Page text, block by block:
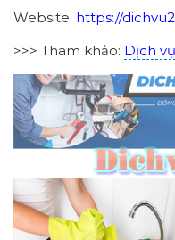
Website: https://
>>> Tham khảo: Dịch